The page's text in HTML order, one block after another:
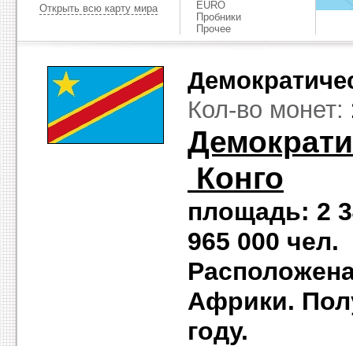
Открыть всю карту мира
EURO
Пробники
Прочее
Кол-во монет:
Конго
площадь: 2
965 000
Африки.
году.